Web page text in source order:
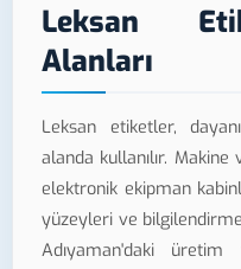
Leksan
Alanları
Leksan etiketler,
alanda kullanılır.
elektronik ekipman
yüzeyleri ve bilgilendirme
Adıyaman'daki